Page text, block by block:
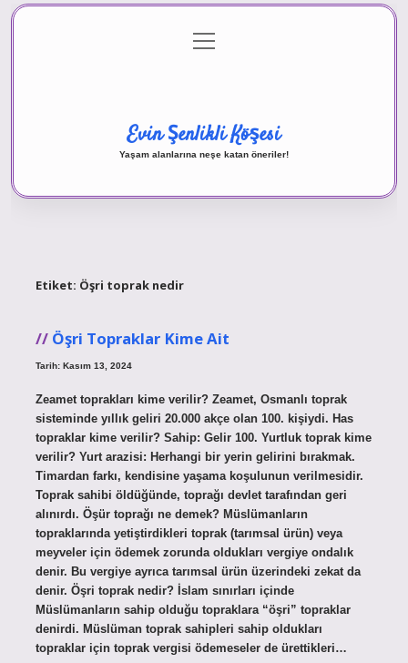
Gizlilik Politikası
menüyü
aç
Evin Şenlikli Köşesi
Yaşam alanlarına neşe katan öneriler!
Etiket: Öşri toprak nedir
Öşri Topraklar Kime Ait
Tarih: Kasım 13, 2024
Zeamet toprakları kime verilir? Zeamet, Osmanlı toprak
sisteminde yıllık geliri 20.000 akçe olan 100. kişiydi. Has
topraklar kime verilir? Sahip: Gelir 100. Yurtluk toprak kime
verilir? Yurt arazisi: Herhangi bir yerin gelirini bırakmak.
Timardan farkı, kendisine yaşama koşulunun verilmesidir.
Toprak sahibi öldüğünde, toprağı devlet tarafından geri
alınırdı. Öşür toprağı ne demek? Müslümanların
topraklarında yetiştirdikleri toprak (tarımsal ürün) veya
meyveler için ödemek zorunda oldukları vergiye ondalık
denir. Bu vergiye ayrıca tarımsal ürün üzerindeki zekat da
denir. Öşri toprak nedir? İslam sınırları içinde
Müslümanların sahip olduğu topraklara “öşri” topraklar
denirdi. Müslüman toprak sahipleri sahip oldukları
topraklar için toprak vergisi ödemeseler de ürettikleri…